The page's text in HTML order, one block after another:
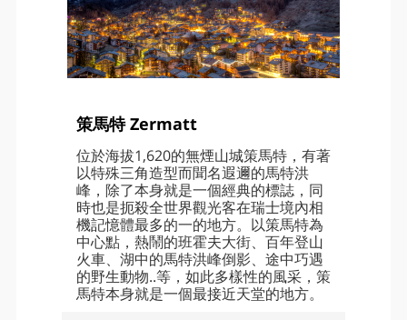
策馬特 Zermatt
位於海拔1,620的無煙山城策馬特，有著
以特殊三角造型而聞名遐邇的馬特洪
峰，除了本身就是一個經典的標誌，同
時也是扼殺全世界觀光客在瑞士境內相
機記憶體最多的一的地方。以策馬特為
中心點，熱鬧的班霍夫大街、百年登山
火車、湖中的馬特洪峰倒影、途中巧遇
的野生動物..等，如此多樣性的風采，策
馬特本身就是一個最接近天堂的地方。